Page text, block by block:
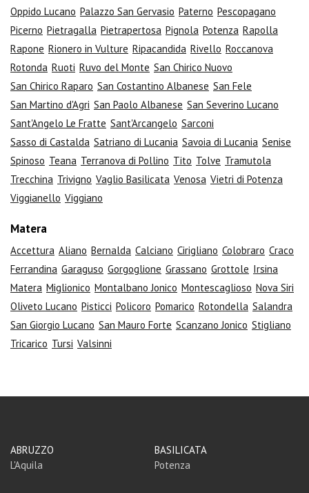
Oppido Lucano Palazzo San Gervasio Paterno Pescopagano
Picerno Pietragalla Pietrapertosa Pignola Potenza Rapolla
Rapone Rionero in Vulture Ripacandida Rivello Roccanova
Rotonda Ruoti Ruvo del Monte San Chirico Nuovo
San Chirico Raparo San Costantino Albanese San Fele
San Martino d'Agri San Paolo Albanese San Severino Lucano
Sant'Angelo Le Fratte Sant'Arcangelo Sarconi
Sasso di Castalda Satriano di Lucania Savoia di Lucania Senise
Spinoso Teana Terranova di Pollino Tito Tolve Tramutola
Trecchina Trivigno Vaglio Basilicata Venosa Vietri di Potenza
Viggianello Viggiano
Matera
Accettura Aliano Bernalda Calciano Cirigliano Colobraro Craco
Ferrandina Garaguso Gorgoglione Grassano Grottole Irsina
Matera Miglionico Montalbano Jonico Montescaglioso Nova Siri
Oliveto Lucano Pisticci Policoro Pomarico Rotondella Salandra
San Giorgio Lucano San Mauro Forte Scanzano Jonico Stigliano
Tricarico Tursi Valsinni
ABRUZZO
L'Aquila
BASILICATA
Potenza